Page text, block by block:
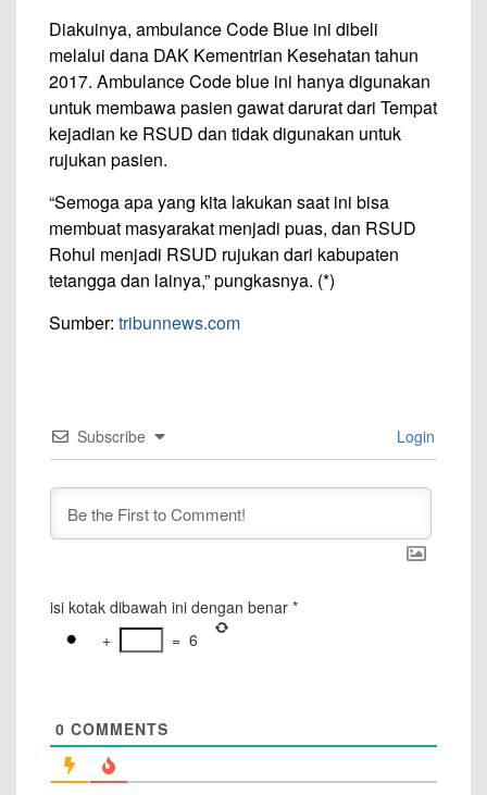
Diakuinya, ambulance Code Blue ini dibeli
melalui dana DAK Kementrian Kesehatan tahun
2017. Ambulance Code blue ini hanya digunakan
untuk membawa pasien gawat darurat dari Tempat
kejadian ke RSUD dan tidak digunakan untuk
rujukan pasien.
“Semoga apa yang kita lakukan saat ini bisa
membuat masyarakat menjadi puas, dan RSUD
Rohul menjadi RSUD rujukan dari kabupaten
tetangga dan lainya,” pungkasnya. (*)
Sumber: tribunnews.com
Subscribe Login
isi kotak dibawah ini dengan benar *
+
= 6
0 COMMENTS